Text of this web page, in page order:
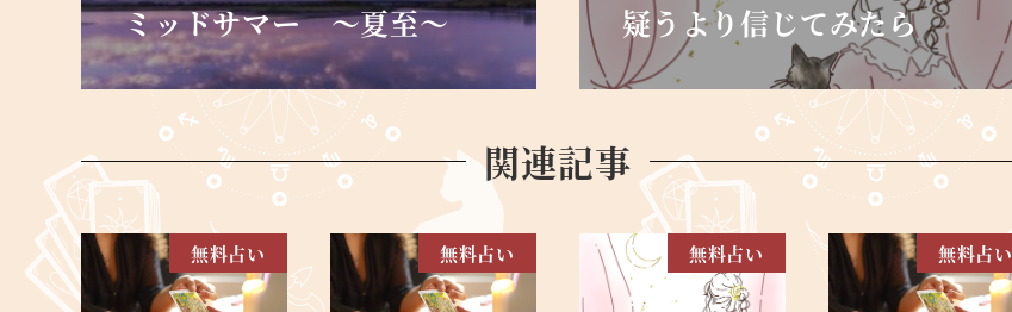
ミッドサマー ～夏至～ 疑うより信じてみたら
関連記事
無料占い 無料占い 無料占い 無料占い